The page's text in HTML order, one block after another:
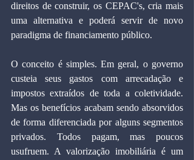
direitos de construir, os CEPAC's, cria mais
uma alternativa e poderá servir de novo
paradigma de financiamento público.
O conceito é simples. Em geral, o governo
custeia seus gastos com arrecadação e
impostos extraídos de toda a coletividade.
Mas os benefícios acabam sendo absorvidos
de forma diferenciada por alguns segmentos
privados. Todos pagam, mas poucos
usufruem. A valorização imobiliária é um